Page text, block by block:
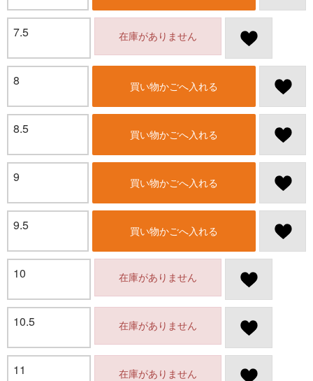
7.5 在庫がありません
8 買い物かごへ入れる
8.5 買い物かごへ入れる
9 買い物かごへ入れる
9.5 買い物かごへ入れる
10 在庫がありません
10.5 在庫がありません
11 在庫がありません